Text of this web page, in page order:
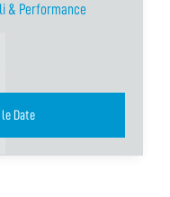
& Performance
Date